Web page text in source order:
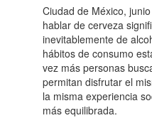
Ciudad de México,
hablar de cerveza
inevitablemente de
hábitos de consumo
vez más personas
permitan disfrutar el
la misma experiencia
más equilibrada.